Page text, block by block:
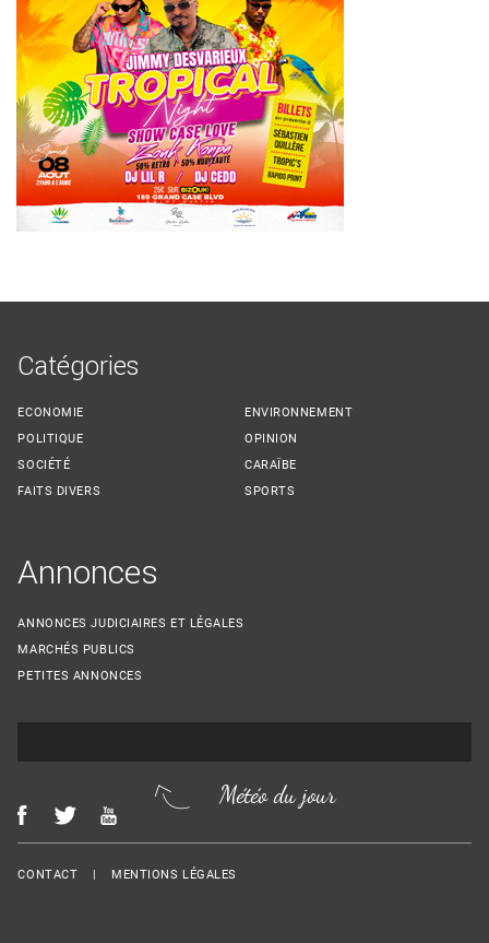
Catégories
ECONOMIE
POLITIQUE
SOCIÉTÉ
FAITS DIVERS
ENVIRONNEMENT
OPINION
CARAÏBE
SPORTS
Annonces
ANNONCES JUDICIAIRES ET LÉGALES
MARCHÉS PUBLICS
PETITES ANNONCES
Météo du jour
Menu Footer
CONTACT MENTIONS LÉGALES